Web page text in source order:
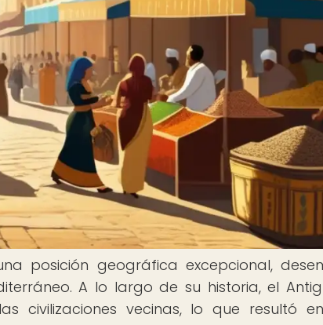
posición geográfica excepcional,
A lo largo de su historia, el
civilizaciones vecinas, lo que resultó